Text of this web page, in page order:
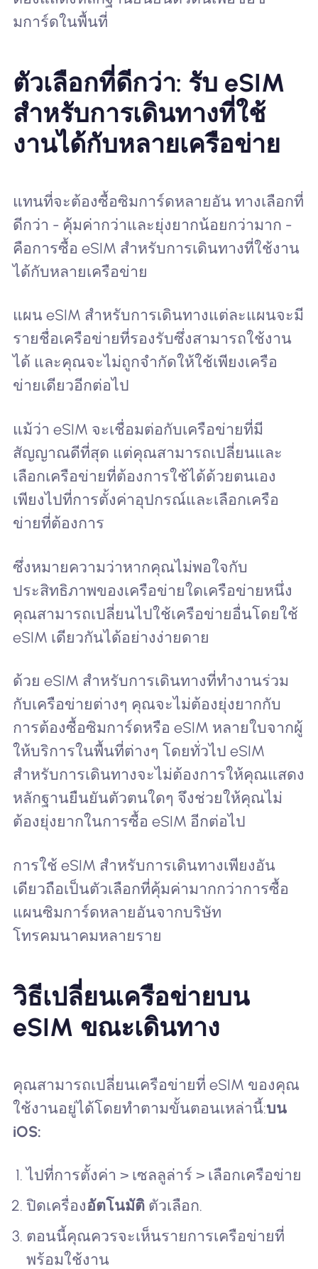
มการ์ดในพื้นที่
ตัวเลือกที่ดีกว่า: รับ eSIM
สำหรับการเดินทางที่ใช้
งานได้กับหลายเครือข่าย
แทนที่จะต้องซื้อซิมการ์ดหลายอัน ทางเลือกที่
ดีกว่า - คุ้มค่ากว่าและยุ่งยากน้อยกว่ามาก -
คือการซื้อ eSIM สำหรับการเดินทางที่ใช้งาน
ได้กับหลายเครือข่าย
แผน eSIM สำหรับการเดินทางแต่ละแผนจะมี
รายชื่อเครือข่ายที่รองรับซึ่งสามารถใช้งาน
ได้ และคุณจะไม่ถูกจำกัดให้ใช้เพียงเครือ
ข่ายเดียวอีกต่อไป
แม้ว่า eSIM จะเชื่อมต่อกับเครือข่ายที่มี
สัญญาณดีที่สุด แต่คุณสามารถเปลี่ยนและ
เลือกเครือข่ายที่ต้องการใช้ได้ด้วยตนเอง
เพียงไปที่การตั้งค่าอุปกรณ์และเลือกเครือ
ข่ายที่ต้องการ
ซึ่งหมายความว่าหากคุณไม่พอใจกับ
ประสิทธิภาพของเครือข่ายใดเครือข่ายหนึ่ง
คุณสามารถเปลี่ยนไปใช้เครือข่ายอื่นโดยใช้
eSIM เดียวกันได้อย่างง่ายดาย
ด้วย eSIM สำหรับการเดินทางที่ทำงานร่วม
กับเครือข่ายต่างๆ คุณจะไม่ต้องยุ่งยากกับ
การต้องซื้อซิมการ์ดหรือ eSIM หลายใบจากผู้
ให้บริการในพื้นที่ต่างๆ โดยทั่วไป eSIM
สำหรับการเดินทางจะไม่ต้องการให้คุณแสดง
หลักฐานยืนยันตัวตนใดๆ จึงช่วยให้คุณไม่
ต้องยุ่งยากในการซื้อ eSIM อีกต่อไป
การใช้ eSIM สำหรับการเดินทางเพียงอัน
เดียวถือเป็นตัวเลือกที่คุ้มค่ามากกว่าการซื้อ
แผนซิมการ์ดหลายอันจากบริษัท
โทรคมนาคมหลายราย
วิธีเปลี่ยนเครือข่ายบน
eSIM ขณะเดินทาง
คุณสามารถเปลี่ยนเครือข่ายที่ eSIM ของคุณ
ใช้งานอยู่ได้โดยทำตามขั้นตอนเหล่านี้:บน
iOS:
ไปที่การตั้งค่า > เซลลูล่าร์ > เลือกเครือข่าย
ปิดเครื่องอัตโนมัติ ตัวเลือก.
ตอนนี้คุณควรจะเห็นรายการเครือข่ายที่
พร้อมใช้งาน